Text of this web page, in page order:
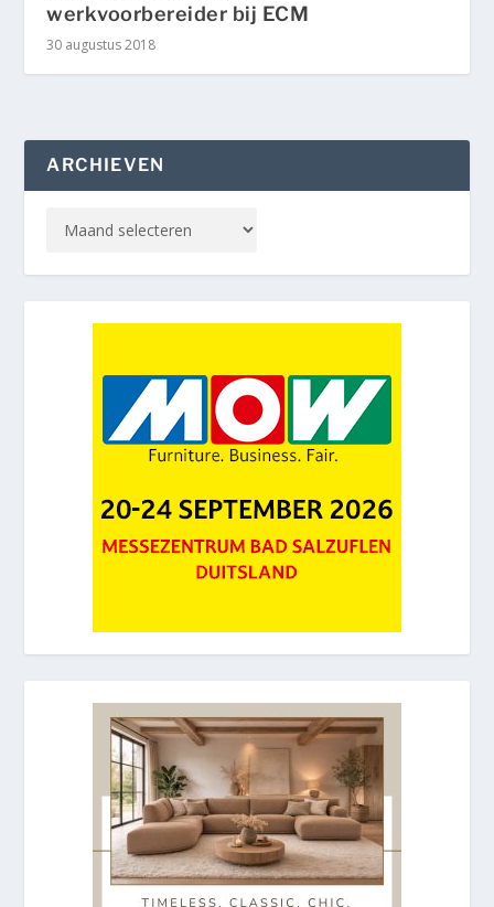
werkvoorbereider bij ECM
30 augustus 2018
ARCHIEVEN